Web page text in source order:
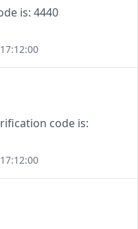
is: 4440
code is: